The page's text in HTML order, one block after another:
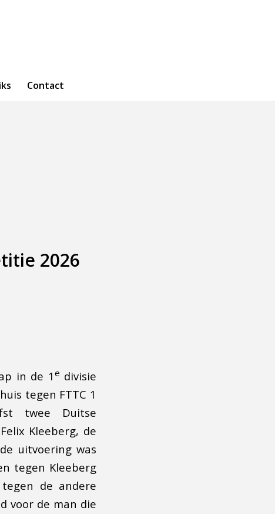
Contact
2026
in de 1 e divisie
tegen FTTC 1
twee Duitse
Kleeberg, de
uitvoering was
tegen Kleeberg
de andere
voor de man die